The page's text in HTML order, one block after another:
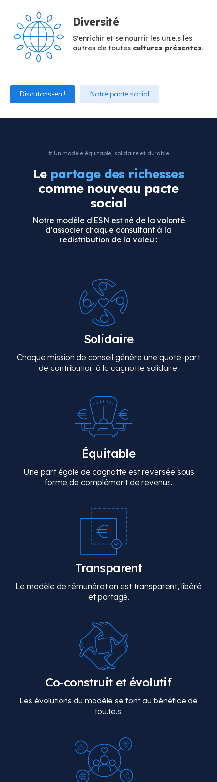
Diversité
S'enrichir et se nourrir les un.e.s les
autres de toutes cultures présentes.
Discutons-en ! Notre pacte social
# Un modèle équitable, solidaire et durable
Le partage des richesses
comme nouveau pacte
social
Notre modèle d'ESN est né de la volonté
d'associer chaque consultant à la
redistribution de la valeur.
Solidaire
Chaque mission de conseil génère une quote-part
de contribution à la cagnotte solidaire.
Équitable
Une part égale de cagnotte est reversée sous
forme de complément de revenus.
Transparent
Le modèle de rémunération est transparent, libéré
et partagé.
Co-construit et évolutif
Les évolutions du modèle se font au bénéfice de
tou.te.s.